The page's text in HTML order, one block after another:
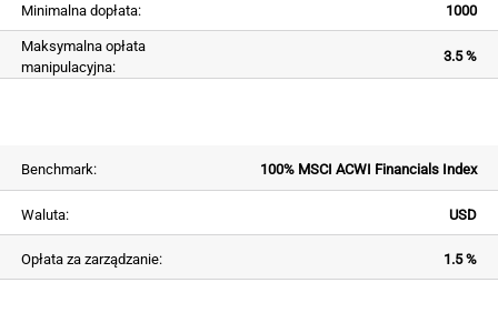
Minimalna dopłata: 1000
Maksymalna opłata
manipulacyjna:
3.5 %
Benchmark: 100% MSCI ACWI Financials Index
Waluta: USD
Opłata za zarządzanie: 1.5 %